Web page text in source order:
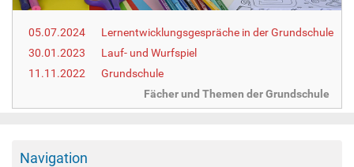
e
e
:
05.07.2024
Lernentwicklungsgespräche in der Grundschule
30.01.2023
Lauf- und Wurfspiel
11.11.2022
Grundschule
Fächer und Themen der Grundschule
Navigation